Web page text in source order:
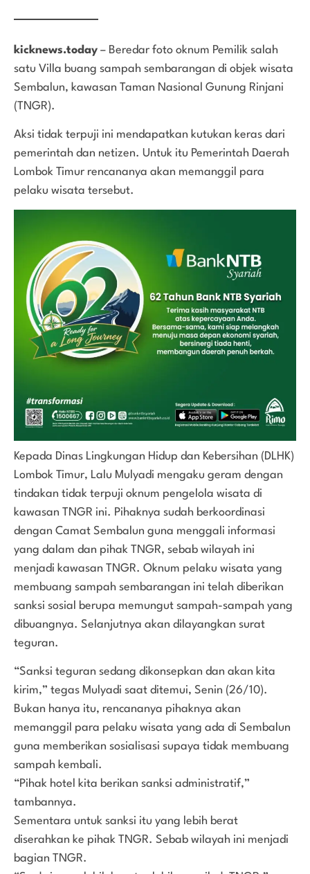
kicknews.today – Beredar foto oknum Pemilik salah
satu Villa buang sampah sembarangan di objek wisata
Sembalun, kawasan Taman Nasional Gunung Rinjani
(TNGR).
Aksi tidak terpuji ini mendapatkan kutukan keras dari
pemerintah dan netizen. Untuk itu Pemerintah Daerah
Lombok Timur rencananya akan memanggil para
pelaku wisata tersebut.
Kepada Dinas Lingkungan Hidup dan Kebersihan (DLHK)
Lombok Timur, Lalu Mulyadi mengaku geram dengan
tindakan tidak terpuji oknum pengelola wisata di
kawasan TNGR ini. Pihaknya sudah berkoordinasi
dengan Camat Sembalun guna menggali informasi
yang dalam dan pihak TNGR, sebab wilayah ini
menjadi kawasan TNGR. Oknum pelaku wisata yang
membuang sampah sembarangan ini telah diberikan
sanksi sosial berupa memungut sampah-sampah yang
dibuangnya. Selanjutnya akan dilayangkan surat
teguran.
“Sanksi teguran sedang dikonsepkan dan akan kita
kirim,” tegas Mulyadi saat ditemui, Senin (26/10).
Bukan hanya itu, rencananya pihaknya akan
memanggil para pelaku wisata yang ada di Sembalun
guna memberikan sosialisasi supaya tidak membuang
sampah kembali.
“Pihak hotel kita berikan sanksi administratif,”
tambannya.
Sementara untuk sanksi itu yang lebih berat
diserahkan ke pihak TNGR. Sebab wilayah ini menjadi
bagian TNGR.